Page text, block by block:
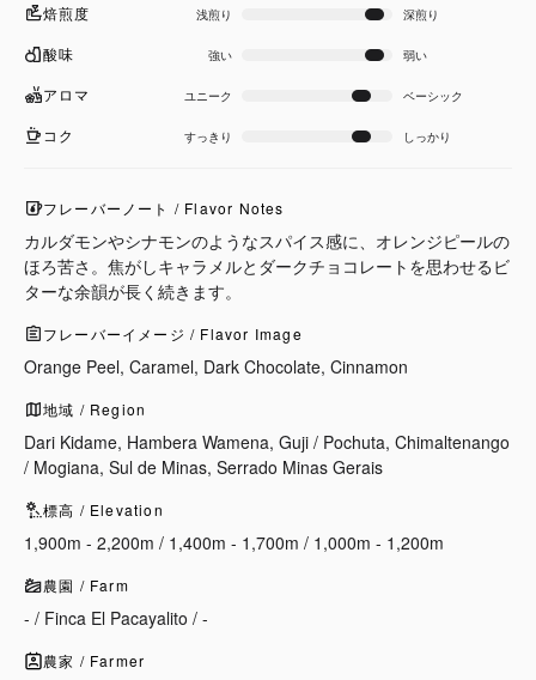
焙煎度 浅煎り 深煎り
酸味 強い 弱い
アロマ ユニーク ベーシック
コク すっきり しっかり
フレーバーノート / Flavor Notes
カルダモンやシナモンのようなスパイス感に、オレンジピールの
ほろ苦さ。焦がしキャラメルとダークチョコレートを思わせるビ
ターな余韻が長く続きます。
フレーバーイメージ / Flavor Image
Orange Peel, Caramel, Dark Chocolate, Cinnamon
地域 / Region
Dari Kidame, Hambera Wamena, Guji / Pochuta, Chimaltenango
/ Mogiana, Sul de Minas, Serrado Minas Gerais
標高 / Elevation
1,900m - 2,200m / 1,400m - 1,700m / 1,000m - 1,200m
農園 / Farm
- / Finca El Pacayalito / -
農家 / Farmer